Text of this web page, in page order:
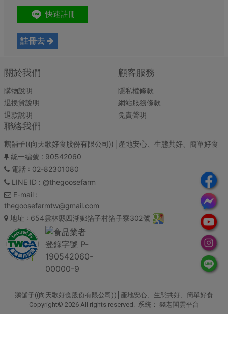
註冊去
關於我們
購物說明
退換貨說明
退款說明
顧客服務
隱私權條款
網站服務條款
免責聲明
聯絡我們
鵝舖子((向天歌好食股份有限公司))│產地安心、生態共好、簡單好食
統一編號 : 90542060
電話: 02-82301080
LINE ID : @thegoosefarm
E-mail :
thegoosefarmtw@gmail.com
地址 : 654雲林縣四湖鄉箔子村箔子寮302號
鵝舖子((向天歌好食股份有限公司))│產地安心、生態共好、簡單好食
Copyright© 2026 All rights reserved. 系統： 錢老闆雲平台